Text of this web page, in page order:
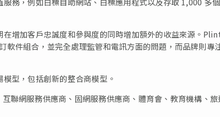
增加客戶忠誠度和參與度的同時增加額外的收益來源。
軟件組合，並完全處理監管和電訊方面的問題，而品牌則專
型，包括創新的整合商模型。
聯網服務供應商、固網服務供應商、體育會、教育機構、